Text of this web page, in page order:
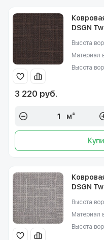
DSGN
Высота
Материал
Высота
3 220 руб.
м²
DSGN
Высота
Материал
Высота